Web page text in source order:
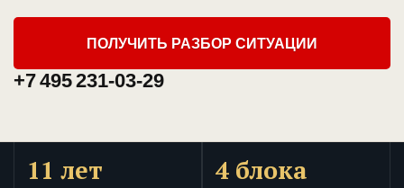
ПОЛУЧИТЬ РАЗБОР СИТУАЦИИ
+7 495 231-03-29
11 лет 4 блока